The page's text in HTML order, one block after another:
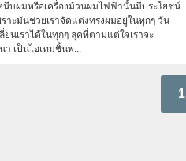
นีบผมหรือเครื่องม้วนผมไฟฟ้านั้นมีประโยชน์
ราะมันช่วยเราจัดแต่งทรงผมอยู่ในทุกๆ วัน
ยนเราได้ในทุกๆ ลุคที่ตามแต่ใจเราจะ
า เป็นไอเทมชิ้นพ...
1